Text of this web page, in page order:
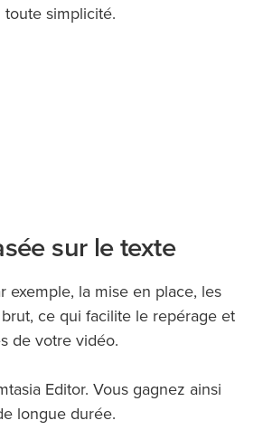
toute simplicité.
sur le texte
exemple, la mise en place, les
ce qui facilite le repérage et
de votre vidéo.
Editor. Vous gagnez ainsi
longue durée.